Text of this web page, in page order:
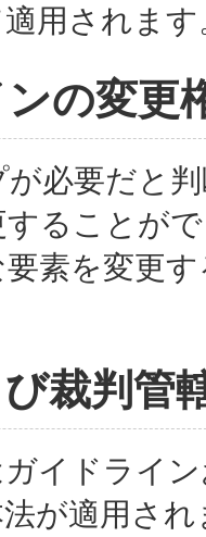
用されます
の変更
必要だと
することが
素を変更
裁判管
イドライ
が適用さ